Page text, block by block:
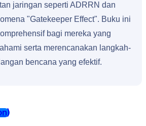
jaringan seperti ADRRN dan
"Gatekeeper Effect". Buku ini
bagi mereka yang
serta merencanakan langkah-
bencana yang efektif.